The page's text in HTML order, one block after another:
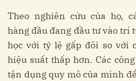
Theo nghiên cứu của họ,
hàng đầu đang đầu tư vào trí
học với tỷ lệ gấp đôi so với
hiệu suất thấp hơn. Các
tận dụng quy mô của mình